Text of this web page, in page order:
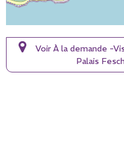
Voir À la demande -
Palais